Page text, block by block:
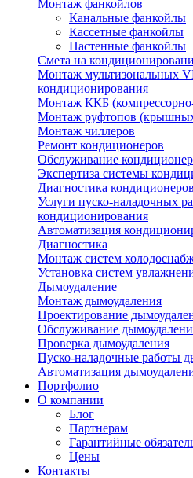
Монтаж фанкойлов
Канальные фанкойлы
Кассетные фанкойлы
Настенные фанкойлы
Смета на
Монтаж мультизональных
кондиционирования
Монтаж ККБ
Монтаж руфтопов
Монтаж чиллеров
Ремонт кондиционеров
Обслуживание
Экспертиза системы
Диагностика кондиционеров
Услуги пуско-наладочных
кондиционирования
Автоматизация
Диагностика
Монтаж систем
Установка систем
Дымоудаление
Монтаж дымоудаления
Проектирование
Обслуживание
Проверка дымоудаления
Пуско-наладочные работы
Автоматизация
Портфолио
О компании
Блог
Партнерам
Гарантийные
Цены
Контакты